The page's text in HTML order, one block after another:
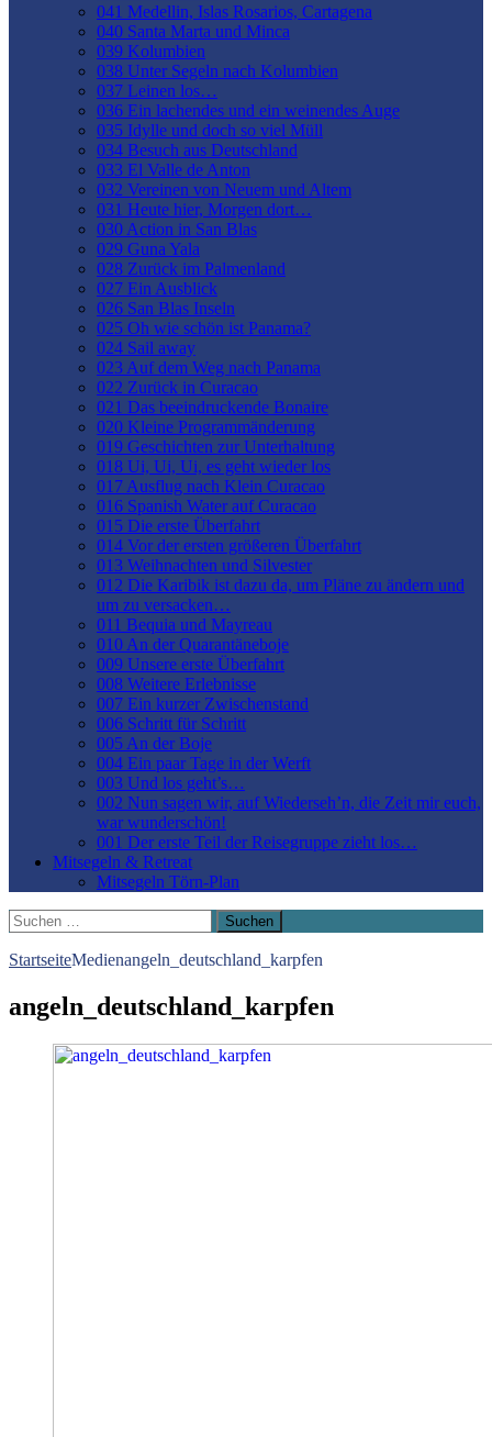
041 Medellin, Islas Rosarios, Cartagena
040 Santa Marta und Minca
039 Kolumbien
038 Unter Segeln nach Kolumbien
037 Leinen los…
036 Ein lachendes und ein weinendes Auge
035 Idylle und doch so viel Müll
034 Besuch aus Deutschland
033 El Valle de Anton
032 Vereinen von Neuem und Altem
031 Heute hier, Morgen dort…
030 Action in San Blas
029 Guna Yala
028 Zurück im Palmenland
027 Ein Ausblick
026 San Blas Inseln
025 Oh wie schön ist Panama?
024 Sail away
023 Auf dem Weg nach Panama
022 Zurück in Curacao
021 Das beeindruckende Bonaire
020 Kleine Programmänderung
019 Geschichten zur Unterhaltung
018 Ui, Ui, Ui, es geht wieder los
017 Ausflug nach Klein Curacao
016 Spanish Water auf Curacao
015 Die erste Überfahrt
014 Vor der ersten größeren Überfahrt
013 Weihnachten und Silvester
012 Die Karibik ist dazu da, um Pläne zu ändern und
um zu versacken…
011 Bequia und Mayreau
010 An der Quarantäneboje
009 Unsere erste Überfahrt
008 Weitere Erlebnisse
007 Ein kurzer Zwischenstand
006 Schritt für Schritt
005 An der Boje
004 Ein paar Tage in der Werft
003 Und los geht’s…
002 Nun sagen wir, auf Wiederseh’n, die Zeit mir euch,
war wunderschön!
001 Der erste Teil der Reisegruppe zieht los…
Mitsegeln & Retreat
Mitsegeln Törn-Plan
Suchen
nach:
StartseiteMedienangeln_deutschland_karpfen
angeln_deutschland_karpfen